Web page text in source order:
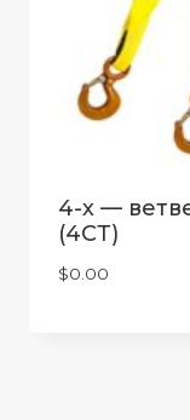
4-х —
(4СТ)
$0.00